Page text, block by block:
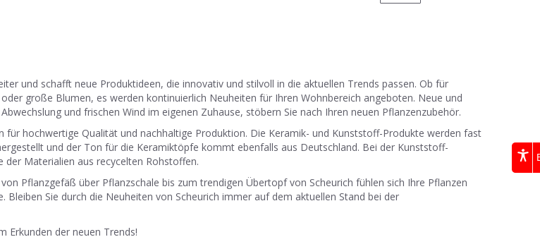
und schafft neue Produktideen, die innovativ und stilvoll in die aktuellen Trends passen. Ob für
große Blumen, es werden kontinuierlich Neuheiten für Ihren Wohnbereich angeboten. Neue und
und frischen Wind im eigenen Zuhause, stöbern Sie nach Ihren neuen Pflanzenzubehör.
für hochwertige Qualität und nachhaltige Produktion. Die Keramik- und Kunststoff-Produkte werden fast
und der Ton für die Keramiktöpfe kommt ebenfalls aus Deutschland. Bei der Kunststoff-
Materialien aus recycelten Rohstoffen.
Pflanzgefäß über Pflanzschale bis zum trendigen Übertopf von Scheurich fühlen sich Ihre Pflanzen
Bleiben Sie durch die Neuheiten von Scheurich immer auf dem aktuellen Stand bei der
Erkunden der neuen Trends!